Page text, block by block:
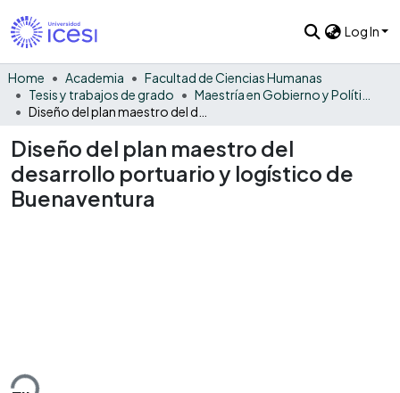
Log In
Home Academia
Facultad de Ciencias Humanas
Tesis y trabajos de grado
Diseño del plan maestro del
desarrollo portuario y logístico de
Buenaventura